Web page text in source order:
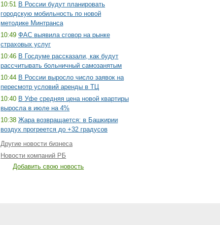
10:51 В России будут планировать
городскую мобильность по новой
методике Минтранса
10:49 ФАС выявила сговор на рынке
страховых услуг
10:46 В Госдуме рассказали, как будут
рассчитывать больничный самозанятым
10:44 В России выросло число заявок на
пересмотр условий аренды в ТЦ
10:40 В Уфе средняя цена новой квартиры
выросла в июле на 4%
10:38 Жара возвращается: в Башкирии
воздух прогреется до +32 градусов
Другие новости бизнеса
Новости компаний РБ
Добавить свою новость